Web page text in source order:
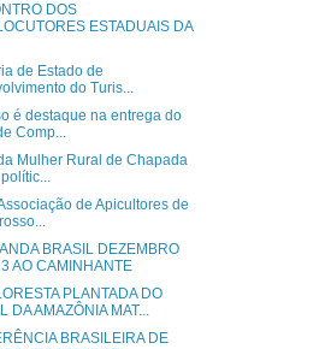
DOS
ESTADUAIS DA
de Estado de
do Turis...
é destaque na entrega do
Comp...
Mulher Rural de Chapada
de Apicultores de
BRASIL DEZEMBRO
AO CAMINHANTE
PLANTADA DO
DA AMAZÔNIA MAT...
BRASILEIRA DE